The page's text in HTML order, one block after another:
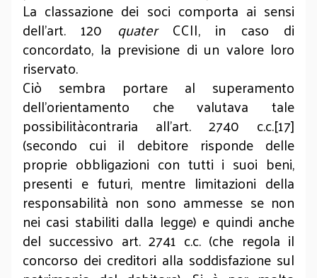
La classazione dei soci comporta ai sensi
dell’art. 120 quater CCII, in caso di
concordato, la previsione di un valore loro
riservato.
Ciò sembra portare al superamento
dell’orientamento che valutava tale
possibilitàcontraria all’art. 2740 c.c.[17]
(secondo cui il debitore risponde delle
proprie obbligazioni con tutti i suoi beni,
presenti e futuri, mentre limitazioni della
responsabilità non sono ammesse se non
nei casi stabiliti dalla legge) e quindi anche
del successivo art. 2741 c.c. (che regola il
concorso dei creditori alla soddisfazione sul